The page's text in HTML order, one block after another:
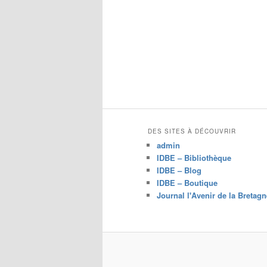
DES SITES À DÉCOUVRIR
admin
IDBE – Bibliothèque
IDBE – Blog
IDBE – Boutique
Journal l'Avenir de la